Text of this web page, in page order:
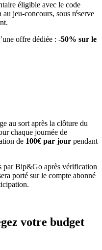
éligible avec le code
jeu-concours, sous réserve
offre dédiée : -50% sur le
au sort après la clôture du
chaque journée de
de 100€ par jour pendant
par Bip&Go après vérification
porté sur le compte abonné
votre budget